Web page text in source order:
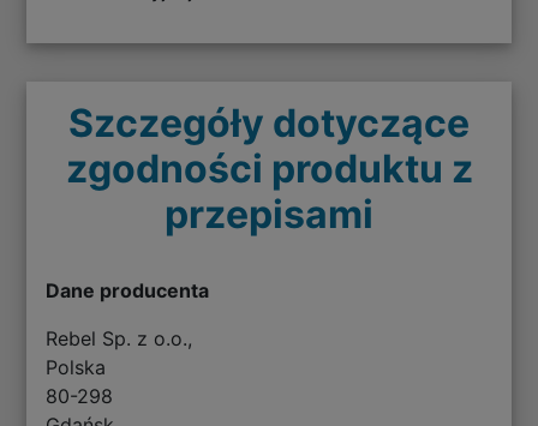
Szczegóły dotyczące
zgodności produktu z
przepisami
Dane producenta
Rebel Sp. z o.o.,
Polska
80-298